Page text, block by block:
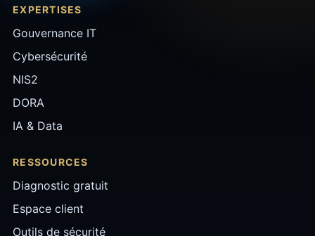
EXPERTISES
Gouvernance IT
Cybersécurité
NIS2
DORA
IA & Data
RESSOURCES
Diagnostic gratuit
Espace client
Outils de sécurité